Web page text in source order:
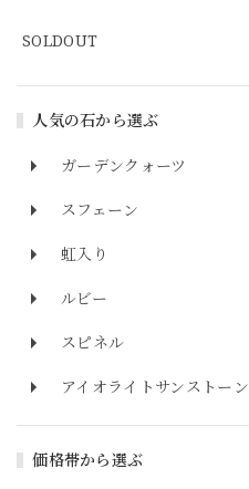
SOLDOUT
人気の石から選ぶ
ガーデンクォーツ
スフェーン
虹入り
ルビー
スピネル
アイオライトサンストーン
価格帯から選ぶ